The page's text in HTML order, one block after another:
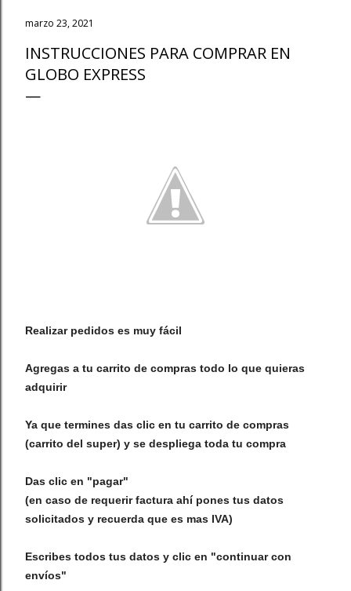
calidad de globo, además, tienes que considerar que no
duran inflados o no vuelan y que tu cliente obviamente te
culpará y no regresara a tu tienda.. 2.- No generan valor al
mercado, los chinos lo único que hacen es copiar el
ingenio HECHO EN MEXICO, ¿Sabías que Guadalajara
marzo 23, 2021
INSTRUCCIONES PARA COMPRAR EN
GLOBO EXPRESS
Realizar pedidos es muy fácil
Agregas a tu carrito de compras todo lo que quieras
adquirir
Ya que termines das clic en tu carrito de compras
(carrito del super) y se despliega toda tu compra
Das clic en "pagar"
(en caso de requerir factura ahí pones tus datos
solicitados y recuerda que es mas IVA)
Escribes todos tus datos y clic en "continuar con
envíos"